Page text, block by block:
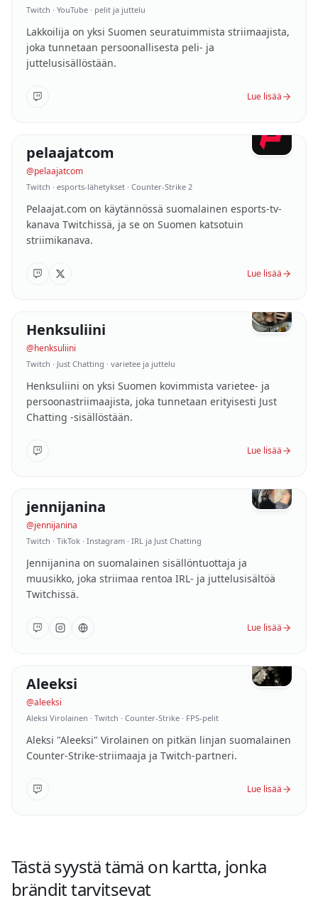
Twitch · YouTube · pelit ja juttelu
Lakkoilija on yksi Suomen seuratuimmista striimaajista,
joka tunnetaan persoonallisesta peli- ja
juttelusisällöstään.
Lue lisää
07/10 SUOMI
pelaajatcom
@pelaajatcom
Twitch · esports-lähetykset · Counter-Strike 2
Pelaajat.com on käytännössä suomalainen esports-tv-
kanava Twitchissä, ja se on Suomen katsotuin
striimikanava.
Lue lisää
08/10 SUOMI
Henksuliini
@henksuliini
Twitch · Just Chatting · varietee ja juttelu
Henksuliini on yksi Suomen kovimmista varietee- ja
persoonastriimaajista, joka tunnetaan erityisesti Just
Chatting -sisällöstään.
Lue lisää
09/10 SUOMI
jennijanina
@jennijanina
Twitch · TikTok · Instagram · IRL ja Just Chatting
Jennijanina on suomalainen sisällöntuottaja ja
muusikko, joka striimaa rentoa IRL- ja juttelusisältöä
Twitchissä.
Lue lisää
10 /10 SUOMI
Aleeksi
@aleeksi
Aleksi Virolainen · Twitch · Counter-Strike · FPS-pelit
Aleksi "Aleeksi" Virolainen on pitkän linjan suomalainen
Counter-Strike-striimaaja ja Twitch-partneri.
Lue lisää
Tästä syystä tämä on kartta, jonka
brändit tarvitsevat